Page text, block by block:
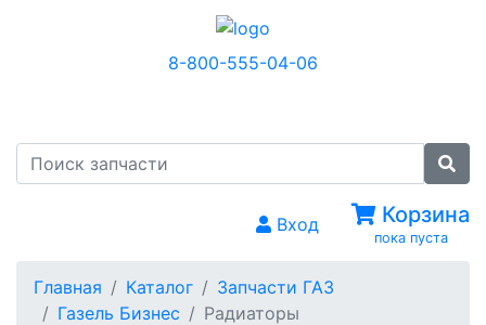
8-800-555-04-06
Вход Корзина
пока пуста
Главная Каталог
Запчасти ГАЗ
Газель Бизнес
Радиаторы